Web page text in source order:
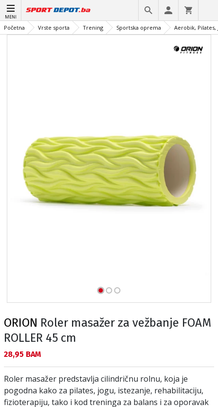
MENI
Početna Vrste sporta Trening Sportska oprema Aerobik, Pilates,
ORION Roler masažer za vežbanje FOAM
ROLLER 45 cm
Текуща цена:
28,95 BAM
Roler masažer predstavlja cilindričnu rolnu, koja je
pogodna kako za pilates, jogu, istezanje, rehabilitaciju,
fizioterapiju, tako i kod treninga za balans i za oporavak